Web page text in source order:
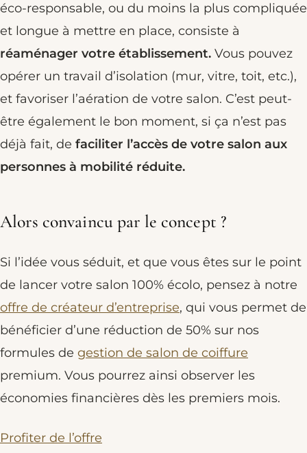
éco-responsable, ou du moins la plus compliquée
et longue à mettre en place, consiste à
réaménager votre établissement. Vous pouvez
opérer un travail d’isolation (mur, vitre, toit, etc.),
et favoriser l’aération de votre salon. C’est peut-
être également le bon moment, si ça n’est pas
déjà fait, de faciliter l’accès de votre salon aux
personnes à mobilité réduite.
Alors convaincu par le concept ?
Si l’idée vous séduit, et que vous êtes sur le point
de lancer votre salon 100% écolo, pensez à notre
offre de créateur d’entreprise, qui vous permet de
bénéficier d’une réduction de 50% sur nos
formules de gestion de salon de coiffure
premium. Vous pourrez ainsi observer les
économies financières dès les premiers mois.
Profiter de l’offre